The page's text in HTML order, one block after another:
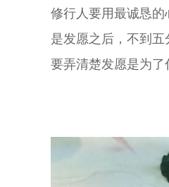
修行人要用最诚恳
是发愿之后，不到五
要弄清楚发愿是为了